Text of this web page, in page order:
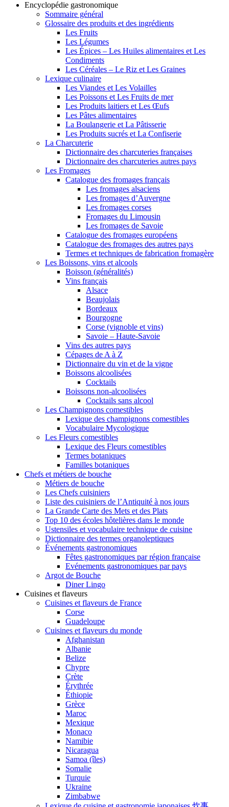
Encyclopédie gastronomique
Sommaire général
Glossaire des produits et des ingrédients
Les Fruits
Les Légumes
Les Épices – Les Huiles alimentaires et Les
Condiments
Les Céréales – Le Riz et Les Graines
Lexique culinaire
Les Viandes et Les Volailles
Les Poissons et Les Fruits de mer
Les Produits laitiers et Les Œufs
Les Pâtes alimentaires
La Boulangerie et La Pâtisserie
Les Produits sucrés et La Confiserie
La Charcuterie
Dictionnaire des charcuteries françaises
Dictionnaire des charcuteries autres pays
Les Fromages
Catalogue des fromages français
Les fromages alsaciens
Les fromages d’Auvergne
Les fromages corses
Fromages du Limousin
Les fromages de Savoie
Catalogue des fromages européens
Catalogue des fromages des autres pays
Termes et techniques de fabrication fromagère
Les Boissons, vins et alcools
Boisson (généralités)
Vins français
Alsace
Beaujolais
Bordeaux
Bourgogne
Corse (vignoble et vins)
Savoie – Haute-Savoie
Vins des autres pays
Cépages de A à Z
Dictionnaire du vin et de la vigne
Boissons alcoolisées
Cocktails
Boissons non-alcoolisées
Cocktails sans alcool
Les Champignons comestibles
Lexique des champignons comestibles
Vocabulaire Mycologique
Les Fleurs comestibles
Lexique des Fleurs comestibles
Termes botaniques
Familles botaniques
Chefs et métiers de bouche
Métiers de bouche
Les Chefs cuisiniers
Liste des cuisiniers de l’Antiquité à nos jours
La Grande Carte des Mets et des Plats
Top 10 des écoles hôtelières dans le monde
Ustensiles et vocabulaire technique de cuisine
Dictionnaire des termes organoleptiques
Événements gastronomiques
Fêtes gastronomiques par région française
Evénements gastronomiques par pays
Argot de Bouche
Diner Lingo
Cuisines et flaveurs
Cuisines et flaveurs de France
Corse
Guadeloupe
Cuisines et flaveurs du monde
Afghanistan
Albanie
Belize
Chypre
Crète
Érythrée
Éthiopie
Grèce
Maroc
Mexique
Monaco
Namibie
Nicaragua
Samoa (îles)
Somalie
Turquie
Ukraine
Zimbabwe